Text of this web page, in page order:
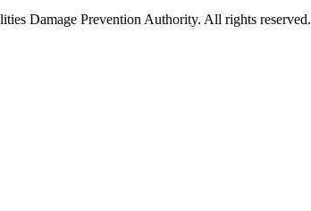
Damage Prevention Authority. All rights reserved.